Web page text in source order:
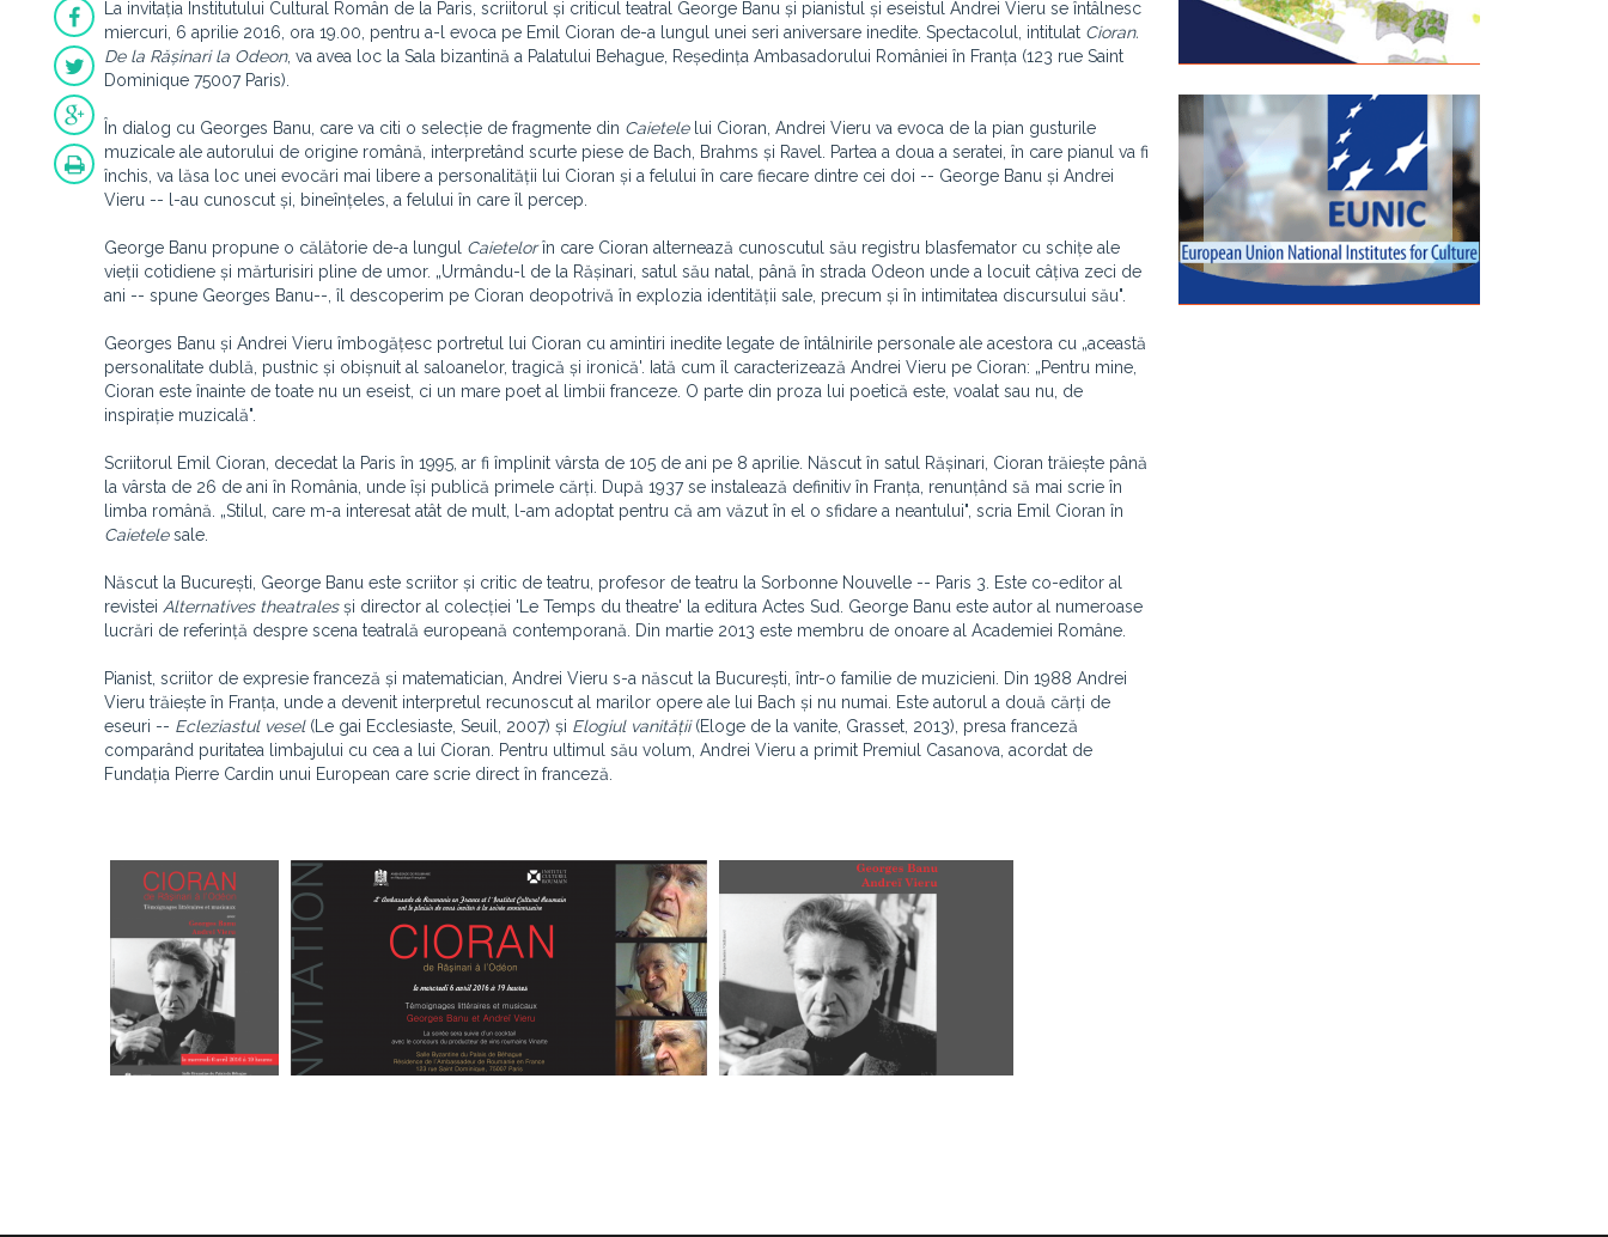
La invitația Institutului Cultural Român de la Paris scriitorul și criticul teatral
George Banu și pianistul și eseistul Andrei Vieru se întâlnesc
miercuri, 6 aprilie 2016, ora 19.00, pentru a-l evoca pe Emil Cioran de-a lungul unei seri aniversare inedite. Spectacolul, intitulat Cioran.
De la Rășinari la Odeon, va avea loc la Sala bizantină a Palatului Behague, Reședința Ambasadorului României în Franța (123 rue Saint
Dominique 75007 Paris).
În dialog cu Georges Banu, care va citi o selecție de fragmente din Caietelelui Cioran, Andrei Vieru va evoca de la pian gusturile
muzicale ale autorului de origine română, interpretând scurte piese de Bach, Brahms și Ravel. Partea a doua a seratei, în care pianul va fi
închis, va lăsa loc unei evocări mai libere a personalității lui Cioran și a felului în care fiecare dintre cei doi -- George Banu și Andrei
Vieru -- l-au cunoscut și, bineînțeles, a felului în care îl percep.
George Banu propune o călătorie de-a lungul Caietelorîn care Cioran alternează cunoscutul său registru blasfemator cu schițe ale
vieții cotidiene și mărturisiri pline de umor. „Urmându-l de la Rășinari, satul său natal, până în strada Odeon unde a locuit câțiva zeci de
ani -- spune Georges Banu--, îl descoperim pe Cioran deopotrivă în explozia identității sale, precum și în intimitatea discursului său".
Georges Banu și Andrei Vieru îmbogățesc portretul lui Cioran cu amintiri inedite legate de întâlnirile personale ale acestora cu „această
personalitate dublă, pustnic și obișnuit al saloanelor, tragică și ironică'. Iată cum îl caracterizează Andrei Vieru pe Cioran: „Pentru mine,
Cioran este înainte de toate nu un eseist, ci un mare poet al limbii franceze. O parte din proza lui poetică este, voalat sau nu, de
inspirație muzicală".
Scriitorul Emil Cioran, decedat la Paris în 1995, ar fi împlinit vârsta de 105 de ani pe 8 aprilie. Născut în satul Rășinari, Cioran trăiește până
la vârsta de 26 de ani în România, unde își publică primele cărți. După 1937 se instalează definitiv în Franța, renunțând să mai scrie în
limba română. „Stilul, care m-a interesat atât de mult, l-am adoptat pentru că am văzut în el o sfidare a neantului", scria Emil Cioran în
Caietelesale.
Născut la București, George Banu este scriitor și critic de teatru, profesor de teatru la Sorbonne Nouvelle -- Paris 3. Este co-editor al
revistei Alternatives theatralesși director al colecției 'Le Temps du theatre' la editura Actes Sud. George Banu este autor al numeroase
lucrări de referință despre scena teatrală europeană contemporană. Din martie 2013 este membru de onoare al Academiei Române.
Pianist, scriitor de expresie franceză și matematician, Andrei Vieru s-a născut la București, într-o familie de muzicieni. Din 1988 Andrei
Vieru trăiește în Franța, unde a devenit interpretul recunoscut al marilor opere ale lui Bach și nu numai. Este autorul a două cărți de
eseuri -- Ecleziastul vesel(Le gai Ecclesiaste, Seuil, 2007) și Elogiul vanității(Eloge de la vanite, Grasset, 2013), presa franceză
comparând puritatea limbajului cu cea a lui Cioran. Pentru ultimul său volum, Andrei Vieru a primit Premiul Casanova, acordat de
Fundația Pierre Cardin unui European care scrie direct în franceză.